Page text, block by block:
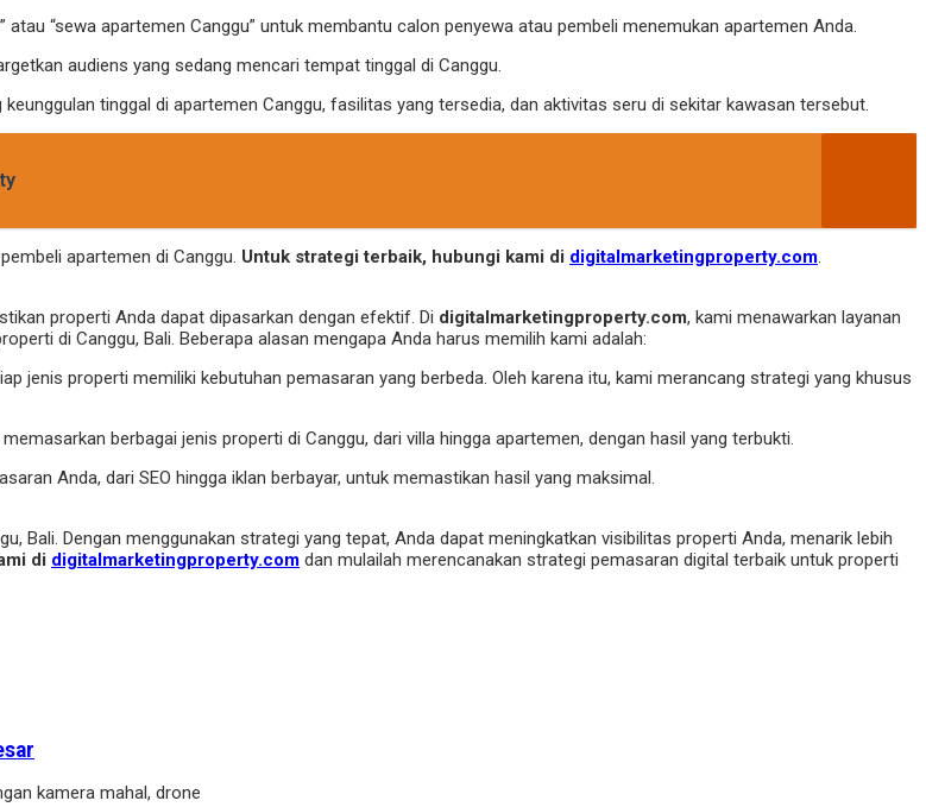
atau “sewa apartemen Canggu” untuk membantu calon penyewa atau pembeli menemukan apartemen Anda.
audiens yang sedang mencari tempat tinggal di Canggu.
tinggal di apartemen Canggu, fasilitas yang tersedia, dan aktivitas seru di sekitar kawasan tersebut.
apartemen di Canggu. Untuk strategi terbaik, hubungi kami di digitalmarketingproperty.com.
properti Anda dapat dipasarkan dengan efektif. Di digitalmarketingproperty.com, kami menawarkan layanan
di Canggu, Bali. Beberapa alasan mengapa Anda harus memilih kami adalah:
jenis properti memiliki kebutuhan pemasaran yang berbeda. Oleh karena itu, kami merancang strategi yang khusus
berbagai jenis properti di Canggu, dari villa hingga apartemen, dengan hasil yang terbukti.
Anda, dari SEO hingga iklan berbayar, untuk memastikan hasil yang maksimal.
Bali. Dengan menggunakan strategi yang tepat, Anda dapat meningkatkan visibilitas properti Anda, menarik lebih
di digitalmarketingproperty.com dan mulailah merencanakan strategi pemasaran digital terbaik untuk properti
kamera mahal, drone